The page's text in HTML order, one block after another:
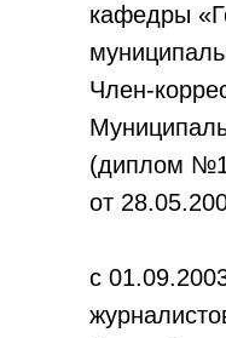
кафедры
Член-
(диплом
от
с